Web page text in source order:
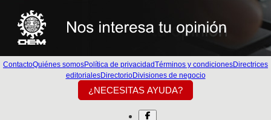
ContactoQuiénes somosPolítica de privacidadTérminos y condicionesDirectrices
editorialesDirectorioDivisiones de negocio
¿NECESITAS AYUDA?